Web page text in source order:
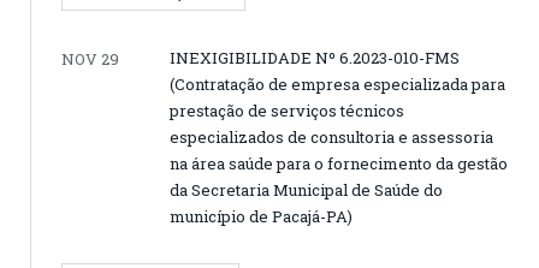
NOV 29
INEXIGIBILIDADE Nº 6.2023-010-FMS
(Contratação de empresa especializada para
prestação de serviços técnicos
especializados de consultoria e assessoria
na área saúde para o fornecimento da gestão
da Secretaria Municipal de Saúde do
município de Pacajá-PA)